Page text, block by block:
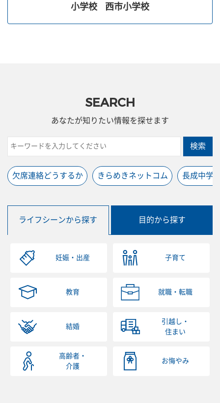
小学校 西市小学校
SEARCH
あなたが知りたい情報を探せます
検索
欠席連絡どうするか きらめきネットコム 長成中学
ライフシーンから探す 目的から探す
妊娠・出産 子育て
教育 就職・転職
結婚
引越し・
住まい
高齢者・
介護
お悔やみ